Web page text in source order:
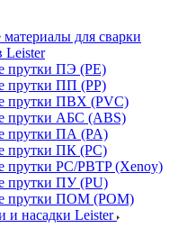
для сварки
Leister
прутки ПЭ (PE)
прутки ПП (PP)
прутки ПВХ (PVC)
прутки АБС (ABS)
прутки ПА (PA)
прутки ПК (PC)
прутки PC/PBTP (Xenoy)
прутки ПУ (PU)
прутки ПОМ (POM)
и насадки Leister